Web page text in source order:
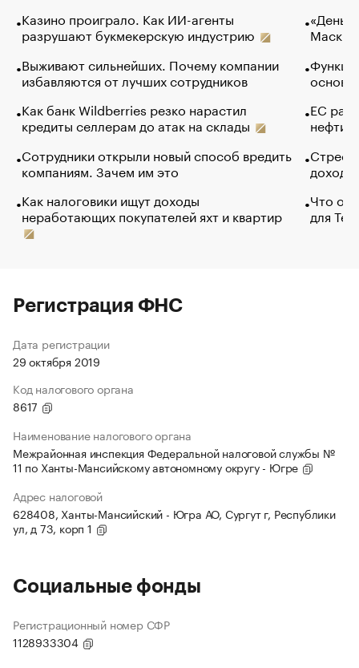
Казино проиграло. Как ИИ-агенты
разрушают букмекерскую индустрию
Выживают сильнейших. Почему компании
избавляются от лучших сотрудников
Как банк Wildberries резко нарастил
кредиты селлерам до атак на склады
Сотрудники открыли новый способ вредить
компаниям. Зачем им это
Как налоговики ищут доходы
неработающих покупателей яхт и квартир
Маск в
основ
ЕС
нефти
Что
для
Регистрация ФНС
Дата регистрации
29 октября 2019
Код налогового органа
8617
Наименование налогового органа
Межрайонная инспекция Федеральной налоговой службы №
11 по Ханты-Мансийскому автономному округу - Югре
Адрес налоговой
628408, Ханты-Мансийский - Югра АО, Сургут г, Республики
ул, д 73, корп 1
Социальные фонды
Регистрационный номер СФР
1128933304